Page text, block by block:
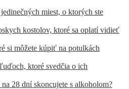
miest, o ktorých ste
kostolov, ktoré sa oplatí vidieť
si môžete kúpiť na potulkách
ktoré svedčia o ich
28 dní skoncujete s alkoholom?